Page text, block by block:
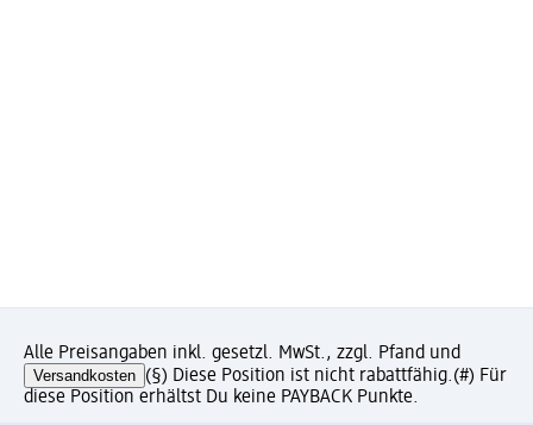
Alle Preisangaben inkl. gesetzl. MwSt., zzgl. Pfand und
Versandkosten (§) Diese Position ist nicht rabattfähig.(#) Für
diese Position erhältst Du keine PAYBACK Punkte.